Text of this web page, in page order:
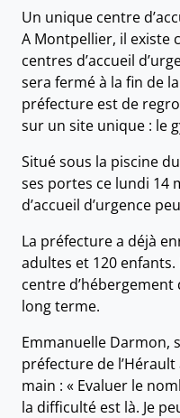
Un unique centre
A Montpellier, il existe
centres d’accueil
sera fermé à la fin de
préfecture est de
sur un site unique : le
Situé sous la piscine
ses portes ce lundi 14
d’accueil d’urgence
La préfecture a déjà
adultes et 120
centre d’hébergement
long terme.
Emmanuelle Darmon,
préfecture de
main : « Evaluer le
la difficulté est là. Je